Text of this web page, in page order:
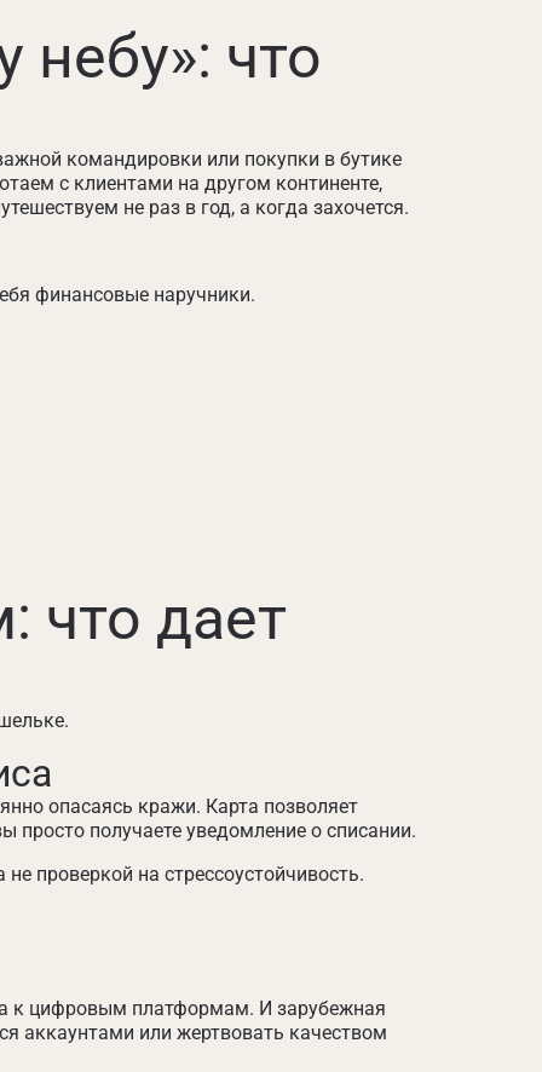
небу»: что
командировки или покупки в бутике
с клиентами на другом континенте,
не раз в год, а когда захочется.
финансовые наручники.
что дает
опасаясь кражи. Карта позволяет
получаете уведомление о списании.
проверкой на стрессоустойчивость.
к цифровым платформам. И зарубежная
аккаунтами или жертвовать качеством